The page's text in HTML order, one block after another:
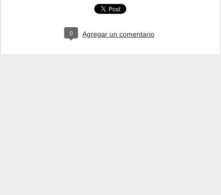
0 Agregar un comentario